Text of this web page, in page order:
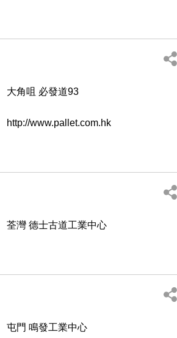
大角咀 必發道93
http://www.pallet.com.hk
荃灣 德士古道工業中心
屯門 鳴發工業中心